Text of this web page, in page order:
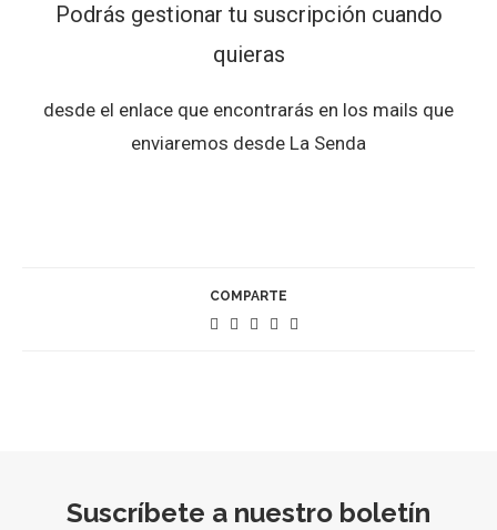
Podrás gestionar tu suscripción cuando
quieras
desde el enlace que encontrarás en los mails que
enviaremos desde La Senda
COMPARTE
Suscríbete a nuestro boletín